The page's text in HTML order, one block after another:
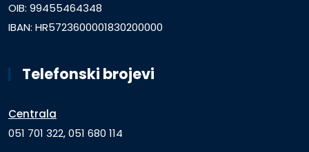
OIB: 99455464348
IBAN: HR5723600001830200000
Telefonski brojevi
Centrala
051 701 322, 051 680 114